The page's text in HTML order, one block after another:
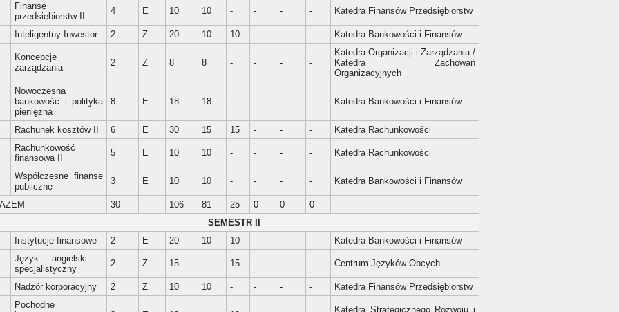
Finanse
przedsiębiorstw II
4 E 10 10 - - - - Katedra Finansów Przedsiębiorstw
Inteligentny Inwestor 2 Z 20 10 10 - - - Katedra Bankowości i Finansów
Koncepcje
zarządzania
2 Z 8 8 - - - -
Katedra Organizacji i Zarządzania /
Katedra Zachowań
Organizacyjnych
Nowoczesna
bankowość i polityka
pieniężna
8 E 18 18 - - - - Katedra Bankowości i Finansów
Rachunek kosztów II 6 E 30 15 15 - - - Katedra Rachunkowości
Rachunkowość
finansowa II
5 E 10 10 - - - - Katedra Rachunkowości
Współczesne finanse
publiczne
3 E 10 10 - - - - Katedra Bankowości i Finansów
30 - 106 81 25 0 0 0
-
SEMESTR II
Instytucje finansowe 2 E 20 10 10 - - - Katedra Bankowości i Finansów
Język angielski -
specjalistyczny
2 Z 15 - 15 - - - Centrum Języków Obcych
Nadzór korporacyjny 2 Z 10 10 - - - - Katedra Finansów Przedsiębiorstw
Pochodne
Katedra Strategicznego Rozwoju i